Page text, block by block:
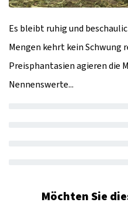
Es bleibt ruhig und
Mengen kehrt kein Schwung
Preisphantasien agieren die
Nennenswerte...
Möchten Sie